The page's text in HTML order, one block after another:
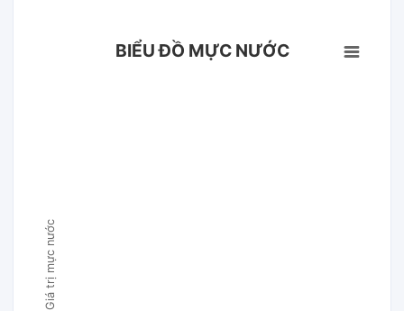
Giá trị mực nước
BIỂU ĐỒ MỰC NƯỚC